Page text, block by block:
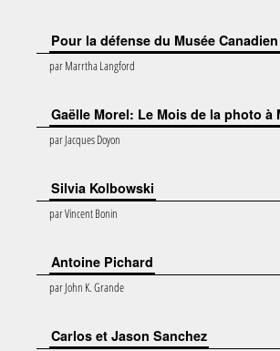
Pour la défense du Musée
parMarrtha Langford
Gaëlle Morel: Le Mois de la photo à
parJacques Doyon
Silvia Kolbowski
parVincent Bonin
Antoine Pichard
parJohn K. Grande
Carlos et Jason Sanchez